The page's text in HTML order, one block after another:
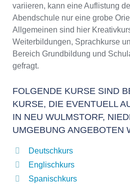
variieren, kann eine Auflistung
Abendschule nur eine grobe
Allgemeinen sind hier
Weiterbildungen, Sprachkurse
Bereich Grundbildung und
gefragt.
FOLGENDE KURSE SIND
KURSE, DIE EVENTUELL
IN NEU WULMSTORF,
UMGEBUNG ANGEBOTEN
Deutschkurs
Englischkurs
Spanischkurs